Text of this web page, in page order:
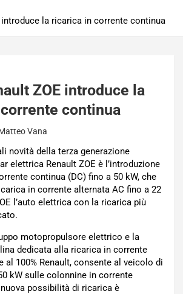
introduce la ricarica in corrente continua
ZOE introduce la
continua
Vana
novità della terza generazione
elettrica Renault ZOE è l’introduzione
continua (DC) fino a 50 kW, che
in corrente alternata AC fino a 22
l’auto elettrica con la ricarica più
motopropulsore elettrico e la
dedicata alla ricarica in corrente
al 100% Renault, consente al veicolo di
kW sulle colonnine in corrente
possibilità di ricarica è